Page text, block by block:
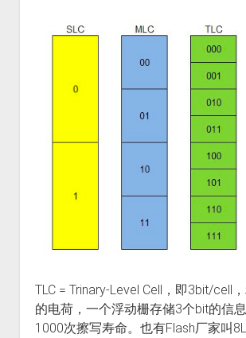
TLC = Trinary-Level Cell，即3bit/cell
的电荷，一个浮动栅存储3个bit的信
1000次擦写寿命。也有Flash厂家叫